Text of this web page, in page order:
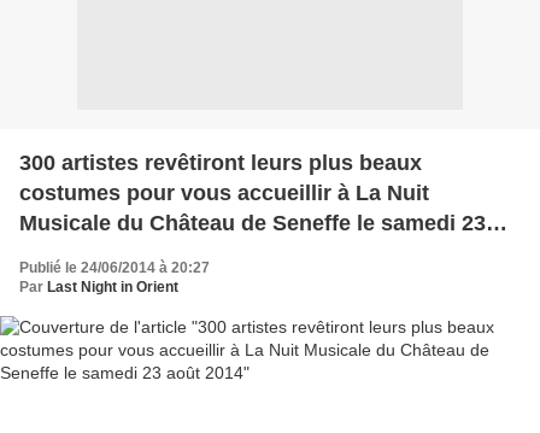
300 artistes revêtiront leurs plus beaux
costumes pour vous accueillir à La Nuit
Musicale du Château de Seneffe le samedi 23
Publié le 24/06/2014 à 20:27
Par Last Night in Orient